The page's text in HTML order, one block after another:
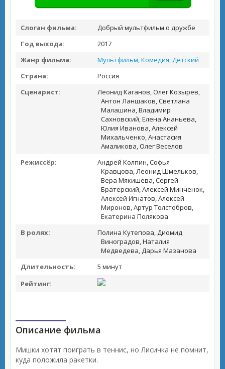
Слоган фильма:
Добрый мультфильм о дружбе
Год выхода:
2017
Жанр фильма:
Мультфильм,Комедия,Детский
Страна:
Россия
Сценарист:
Леонид Каганов, Олег Козырев,
Антон Ланшаков, Светлана
Малашина, Владимир
Сахновский, Елена Ананьева,
Юлия Иванова, Алексей
Михальченко, Анастасия
Амаликова, Олег Веселов
Режиссёр:
Андрей Колпин, Софья
Кравцова, Леонид Шмельков,
Вера Мякишева, Сергей
Братерский, Алексей Минченок,
Алексей Игнатов, Алексей
Миронов, Артур Толстобров,
Екатерина Полякова
В ролях:
Полина Кутепова, Диомид
Виноградов, Наталия
Медведева, Дарья Мазанова
Длительность:
5 минут
Рейтинг:
Описание фильма
Мишки хотят поиграть в теннис, но Лисичка не помнит,
куда положила ракетки.